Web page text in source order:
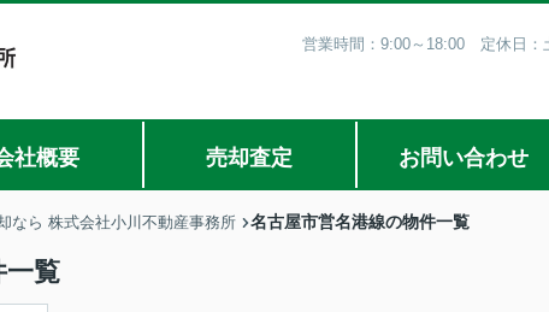
営業時間：9:00～18:00 定休日：
社概要 売却査定 お問い合わせ
なら 株式会社小川不動産事務所 名古屋市営名港線の物件一覧
一覧